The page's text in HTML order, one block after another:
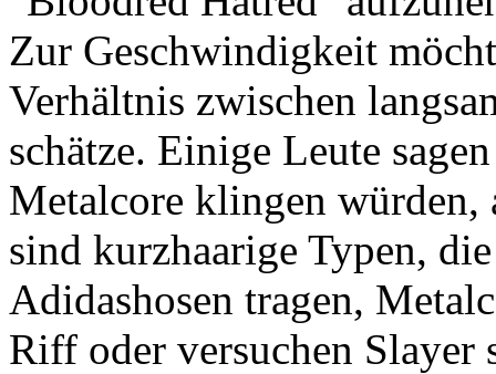
Zur Geschwindigkeit
Verhältnis zwischen
schätze. Einige Leute
Metalcore klingen würden,
sind kurzhaarige Typen,
Adidashosen tragen,
Riff oder versuchen Slayer